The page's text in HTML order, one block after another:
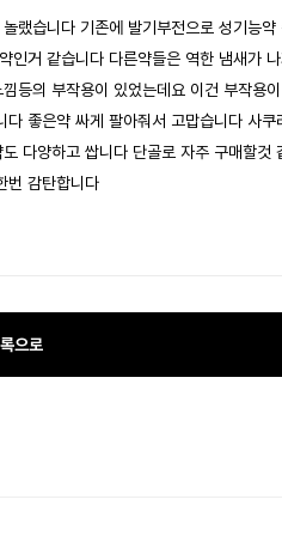
랬습니다 기존에 발기부전으로 성기능약
인거 같습니다 다른약들은 역한 냄새가 나
등의 부작용이 있었는데요 이건 부작용이
좋은약 싸게 팔아줘서 고맙습니다 사쿠
다양하고 쌉니다 단골로 자주 구매할것
번 감탄합니다
으로